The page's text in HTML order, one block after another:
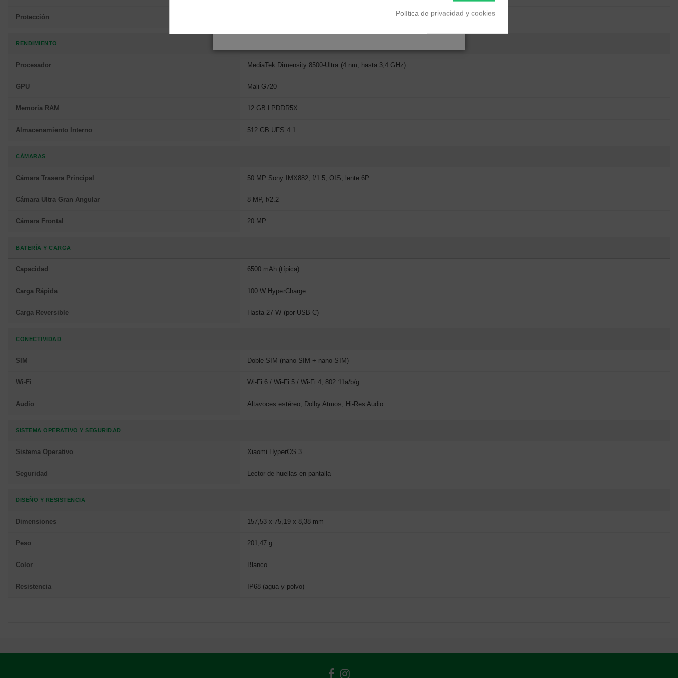
Protección
RENDIMIENTO
Procesador MediaTek Dimensity 8500-Ultra (4 nm, hasta 3,4 GHz)
GPU Mali-G720
Memoria RAM 12 GB LPDDR5X
Almacenamiento Interno 512 GB UFS 4.1
CÁMARAS
Cámara Trasera Principal 50 MP Sony IMX882, f/1.5, OIS, lente 6P
Cámara Ultra Gran Angular 8 MP, f/2.2
Cámara Frontal 20 MP
BATERÍA Y CARGA
Capacidad 6500 mAh (típica)
Carga Rápida 100 W HyperCharge
Carga Reversible Hasta 27 W (por USB-C)
CONECTIVIDAD
SIM Doble SIM (nano SIM + nano SIM)
Wi-Fi Wi-Fi 6 / Wi-Fi 5 / Wi-Fi 4, 802.11a/b/g
Audio Altavoces estéreo, Dolby Atmos, Hi-Res Audio
SISTEMA OPERATIVO Y SEGURIDAD
Sistema Operativo Xiaomi HyperOS 3
Seguridad Lector de huellas en pantalla
DISEÑO Y RESISTENCIA
Dimensiones 157,53 x 75,19 x 8,38 mm
Peso 201,47 g
Color Blanco
Resistencia IP68 (agua y polvo)
Política de privacidad y cookies